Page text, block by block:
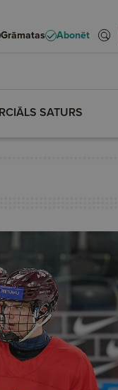
Grāmatas Abonēt
SATURS